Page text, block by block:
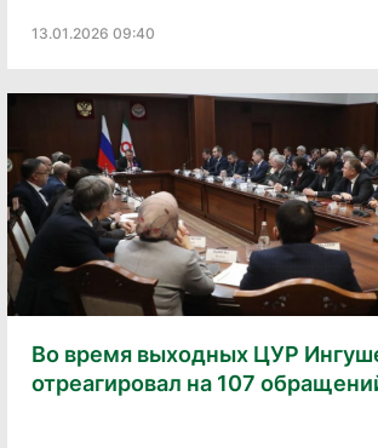
13.01.2026 09:40
Во время выходных ЦУР
отреагировал на 107